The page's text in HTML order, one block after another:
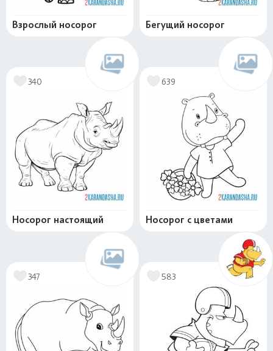
Взрослый носорог Бегущий носорог
340
Носорог настоящий
639
Носорог с цветами
347 583